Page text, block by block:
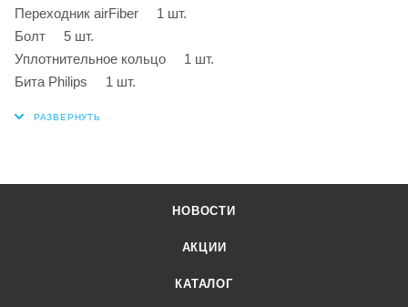
Переходник airFiber 1 шт.
Болт 5 шт.
Уплотнительное кольцо 1 шт.
Бита Philips 1 шт.
НОВОСТИ
АКЦИИ
КАТАЛОГ